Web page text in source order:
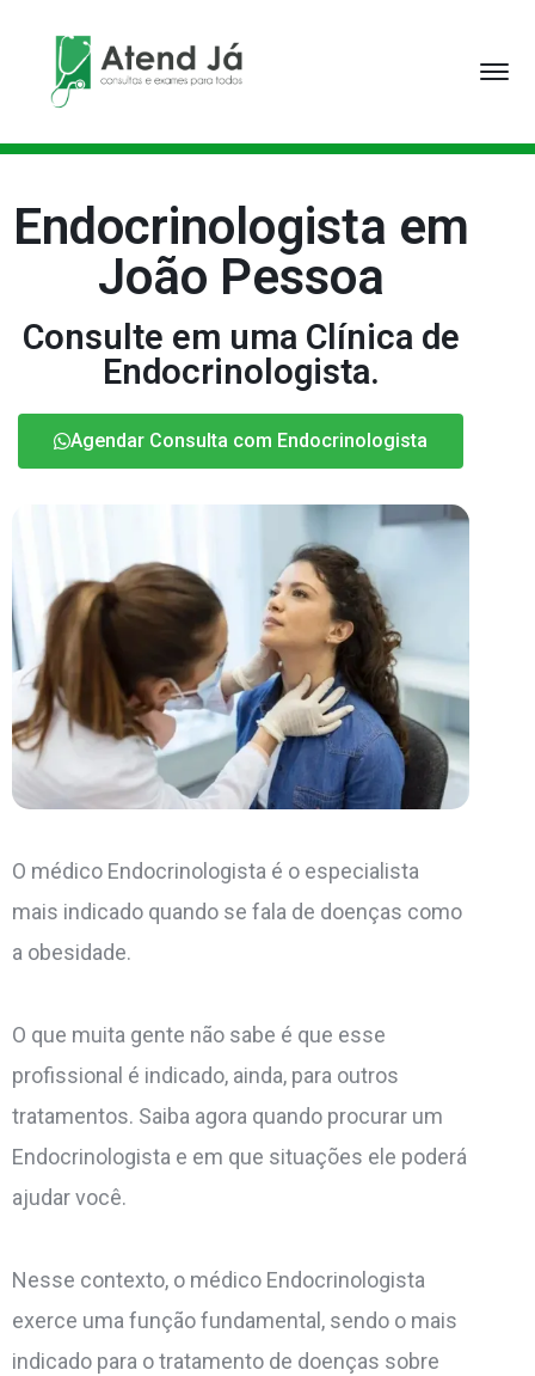
Endocrinologista em
João Pessoa
Consulte em uma Clínica de
Endocrinologista.
Agendar Consulta com Endocrinologista
O médico Endocrinologista é o especialista
mais indicado quando se fala de doenças como
a obesidade.
O que muita gente não sabe é que esse
profissional é indicado, ainda, para outros
tratamentos. Saiba agora quando procurar um
Endocrinologista e em que situações ele poderá
ajudar você.
Nesse contexto, o médico Endocrinologista
exerce uma função fundamental, sendo o mais
indicado para o tratamento de doenças sobre